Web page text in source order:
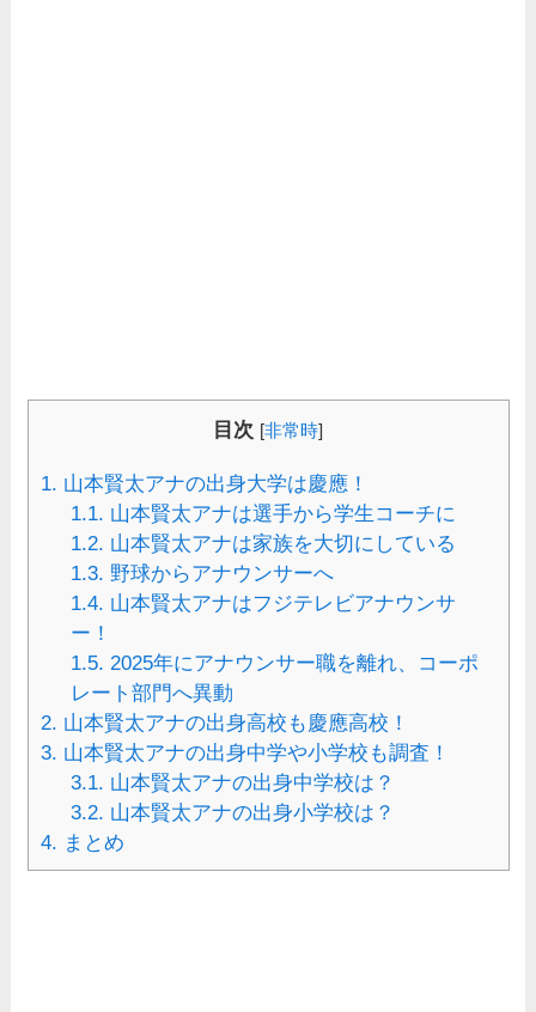
目次 [非常時]
1. 山本賢太アナの出身大学は慶應！
1.1. 山本賢太アナは選手から学生コーチに
1.2. 山本賢太アナは家族を大切にしている
1.3. 野球からアナウンサーへ
1.4. 山本賢太アナはフジテレビアナウンサ
ー！
1.5. 2025年にアナウンサー職を離れ、コーポ
レート部門へ異動
2. 山本賢太アナの出身高校も慶應高校！
3. 山本賢太アナの出身中学や小学校も調査！
3.1. 山本賢太アナの出身中学校は？
3.2. 山本賢太アナの出身小学校は？
4. まとめ